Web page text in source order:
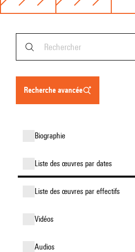
recherche avancée
biographie
liste des œuvres par dates
liste des œuvres par effectifs
vidéos
audios